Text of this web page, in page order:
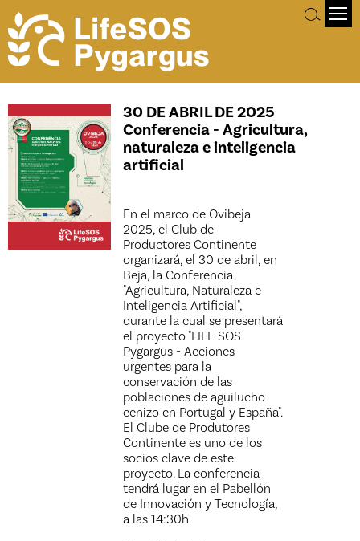
30 DE ABRIL DE 2025
Conferencia - Agricultura,
naturaleza e inteligencia
artificial
En el marco de Ovibeja
2025, el Club de
Productores Continente
organizará, el 30 de abril, en
Beja, la Conferencia
"Agricultura, Naturaleza e
Inteligencia Artificial",
durante la cual se presentará
el proyecto "LIFE SOS
Pygargus - Acciones
urgentes para la
conservación de las
poblaciones de aguilucho
cenizo en Portugal y España".
El Clube de Produtores
Continente es uno de los
socios clave de este
proyecto. La conferencia
tendrá lugar en el Pabellón
de Innovación y Tecnología,
a las 14:30h.